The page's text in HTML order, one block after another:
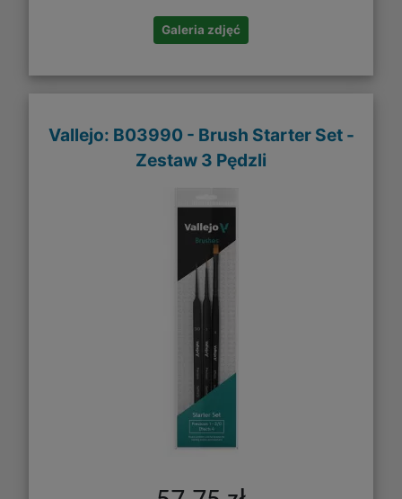
Galeria zdjęć
Vallejo: B03990 - Brush Starter Set -
Zestaw 3 Pędzli